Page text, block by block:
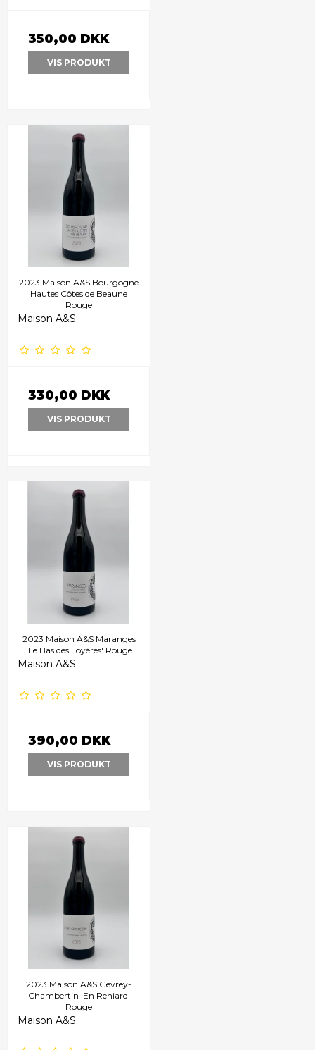
350,00 DKK
VIS PRODUKT
2023 Maison A&S Bourgogne
Hautes Côtes de Beaune
Rouge
Maison A&S
330,00 DKK
VIS PRODUKT
2023 Maison A&S Maranges
'Le Bas des Loyéres' Rouge
Maison A&S
390,00 DKK
VIS PRODUKT
2023 Maison A&S Gevrey-
Chambertin 'En Reniard'
Rouge
Maison A&S